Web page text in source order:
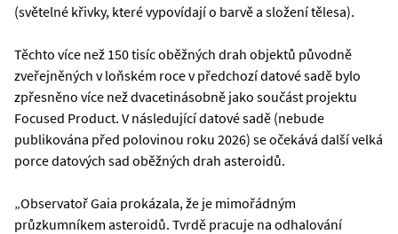
(světelné křivky, které vypovídají o barvě a složení tělesa).
Těchto více než 150 tisíc oběžných drah objektů původně
zveřejněných v loňském roce v předchozí datové sadě bylo
zpřesněno více než dvacetinásobně jako součást projektu
Focused Product. V následující datové sadě (nebude
publikována před polovinou roku 2026) se očekává další velká
porce datových sad oběžných drah asteroidů.
„Observatoř Gaia prokázala, že je mimořádným
průzkumníkem asteroidů. Tvrdě pracuje na odhalování